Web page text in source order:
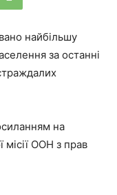
найбільшу
за останні
на
місії ООН з прав